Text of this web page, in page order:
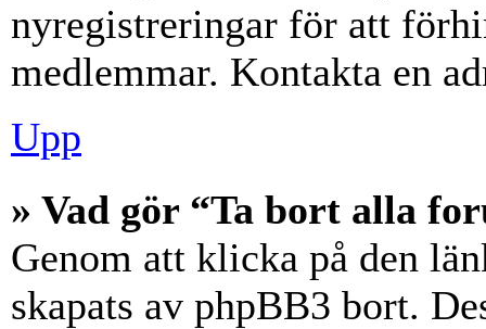
nyregistreringar för att
medlemmar. Kontakta en
Upp
» Vad gör “Ta bort alla
Genom att klicka på den
skapats av phpBB3 bort.